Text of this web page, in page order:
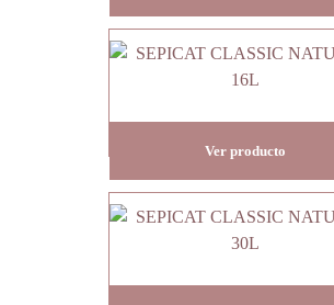
Ver producto